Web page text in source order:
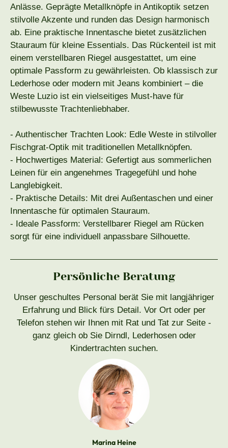
Anlässe. Geprägte Metallknöpfe in Antikoptik setzen
stilvolle Akzente und runden das Design harmonisch
ab. Eine praktische Innentasche bietet zusätzlichen
Stauraum für kleine Essentials. Das Rückenteil ist mit
einem verstellbaren Riegel ausgestattet, um eine
optimale Passform zu gewährleisten. Ob klassisch zur
Lederhose oder modern mit Jeans kombiniert – die
Weste Luzio ist ein vielseitiges Must-have für
stilbewusste Trachtenliebhaber.
- Authentischer Trachten Look: Edle Weste in stilvoller
Fischgrat-Optik mit traditionellen Metallknöpfen.
- Hochwertiges Material: Gefertigt aus sommerlichen
Leinen für ein angenehmes Tragegefühl und hohe
Langlebigkeit.
- Praktische Details: Mit drei Außentaschen und einer
Innentasche für optimalen Stauraum.
- Ideale Passform: Verstellbarer Riegel am Rücken
sorgt für eine individuell anpassbare Silhouette.
Persönliche Beratung
Unser geschultes Personal berät Sie mit langjähriger
Erfahrung und Blick fürs Detail. Vor Ort oder per
Telefon stehen wir Ihnen mit Rat und Tat zur Seite -
ganz gleich ob Sie Dirndl, Lederhosen oder
Kindertrachten suchen.
Marina Heine